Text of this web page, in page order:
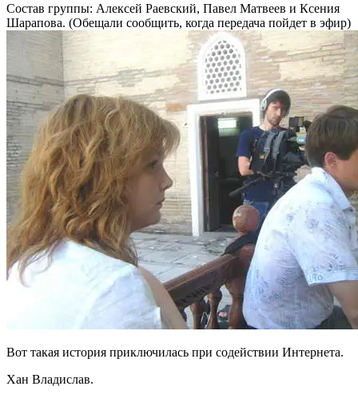
Состав группы: Алексей Раевский, Павел Матвеев и Ксения
Шарапова. (Обещали сообщить, когда передача пойдет в эфир)
Вот такая история приключилась при содействии Интернета.
Хан Владислав.